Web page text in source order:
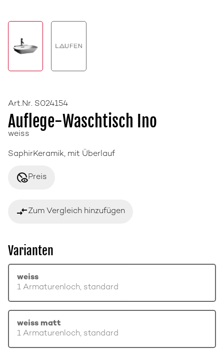
Art.Nr. S024154
Auflege-Waschtisch Ino
weiss
SaphirKeramik, mit Überlauf
disabled_visiblePreis
compare_arrowsZum Vergleich hinzufügen
Varianten
weiss
1 Armaturenloch, standard
weiss matt
1 Armaturenloch, standard